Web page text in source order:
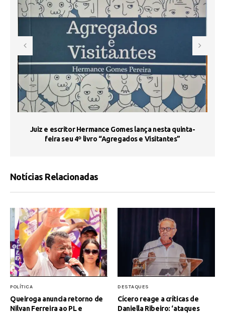
Juiz e escritor Hermance Gomes lança nesta quinta-
feira seu 4º livro “Agregados e Visitantes”
Notícias Relacionadas
POLÍTICA
Queiroga anuncia retorno de
Nilvan Ferreira ao PL e
DESTAQUES
Cícero reage a críticas de
Daniella Ribeiro: ‘ataques